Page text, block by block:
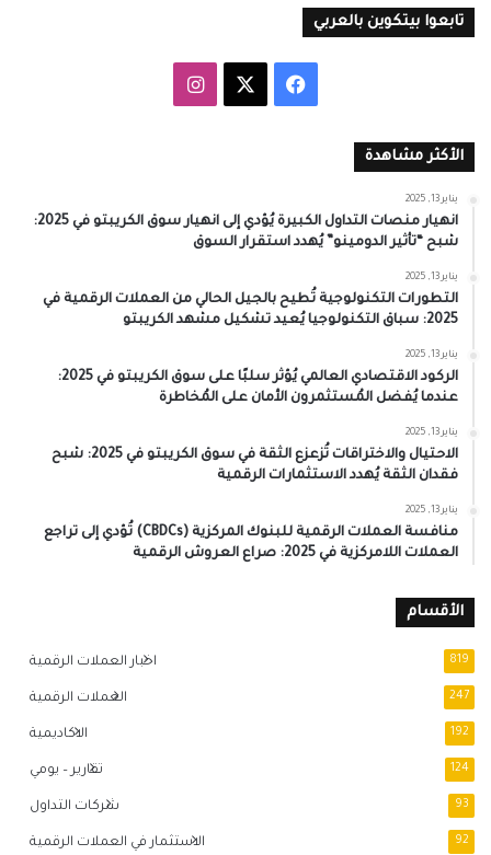
تابعوا بيتكوين بالعربي
فيسبوك انستقرام
الأكثر مشاهدة
يناير 13, 2025
انهيار منصات التداول الكبيرة يُؤدي إلى انهيار سوق الكريبتو في 2025:
شبح “تأثير الدومينو” يُهدد استقرار السوق
يناير 13, 2025
التطورات التكنولوجية تُطيح بالجيل الحالي من العملات الرقمية في
2025: سباق التكنولوجيا يُعيد تشكيل مشهد الكريبتو
يناير 13, 2025
الركود الاقتصادي العالمي يُؤثر سلبًا على سوق الكريبتو في 2025:
عندما يُفضل المُستثمرون الأمان على المُخاطرة
يناير 13, 2025
الاحتيال والاختراقات تُزعزع الثقة في سوق الكريبتو في 2025: شبح
فقدان الثقة يُهدد الاستثمارات الرقمية
يناير 13, 2025
منافسة العملات الرقمية للبنوك المركزية (CBDCs) تُؤدي إلى تراجع
العملات اللامركزية في 2025: صراع العروش الرقمية
الأقسام
اخبار العملات الرقمية 819
العملات الرقمية 247
الاكاديمية 192
تقارير – يومي 124
شركات التداول 93
الاستثمار في العملات الرقمية 92